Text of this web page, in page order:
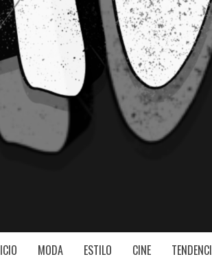
MODA ESTILO CINE